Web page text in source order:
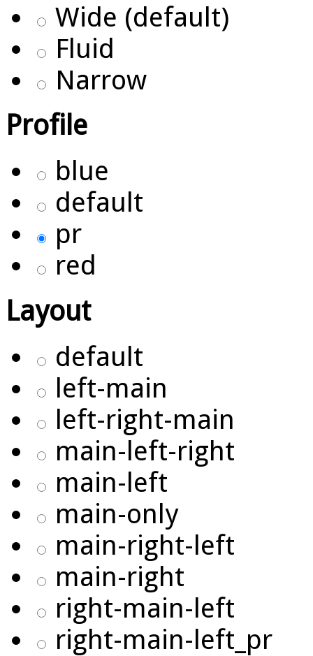
Wide (default)
Fluid
Narrow
Profile
blue
default
pr
red
Layout
default
left-main
left-right-main
main-left-right
main-left
main-only
main-right-left
main-right
right-main-left
right-main-left_pr